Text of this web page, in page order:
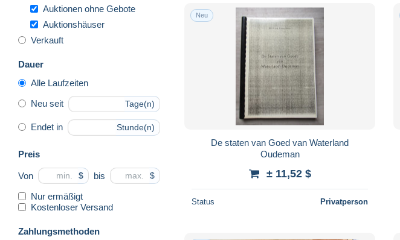
Auktionen ohne Gebote
Auktionshäuser
Verkauft
Dauer
Alle Laufzeiten
Neu seit Tage(n)
Endet in Stunde(n)
Preis
Von $ bis $
Nur ermäßigt
Kostenloser Versand
Zahlungsmethoden
Neu
De staten van Goed van Waterland
Oudeman
± 11,52 $
Status Privatperson